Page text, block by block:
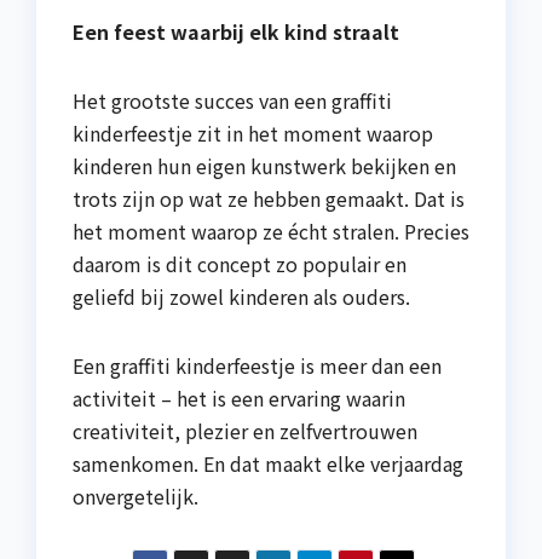
Een feest waarbij elk kind straalt
Het grootste succes van een graffiti
kinderfeestje zit in het moment waarop
kinderen hun eigen kunstwerk bekijken en
trots zijn op wat ze hebben gemaakt. Dat is
het moment waarop ze écht stralen. Precies
daarom is dit concept zo populair en
geliefd bij zowel kinderen als ouders.
Een graffiti kinderfeestje is meer dan een
activiteit – het is een ervaring waarin
creativiteit, plezier en zelfvertrouwen
samenkomen. En dat maakt elke verjaardag
onvergetelijk.